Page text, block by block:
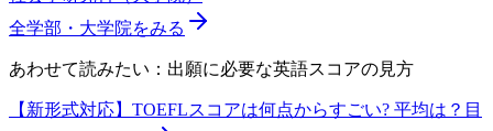
全学部・大学院をみる
あわせて読みたい：出願に必要な英語スコアの見方
【新形式対応】TOEFLスコアは何点からすごい? 平均は？目